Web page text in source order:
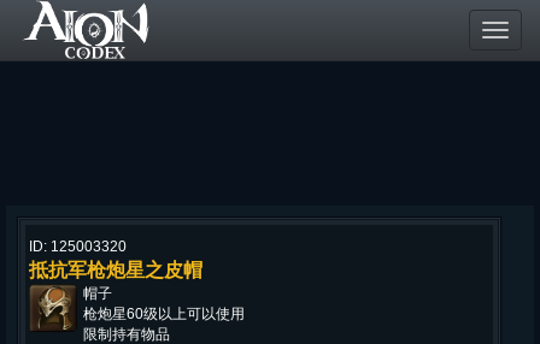
ID: 125003320
抵抗军枪炮星之皮帽
帽子
枪炮星60级以上可以使用
限制持有物品